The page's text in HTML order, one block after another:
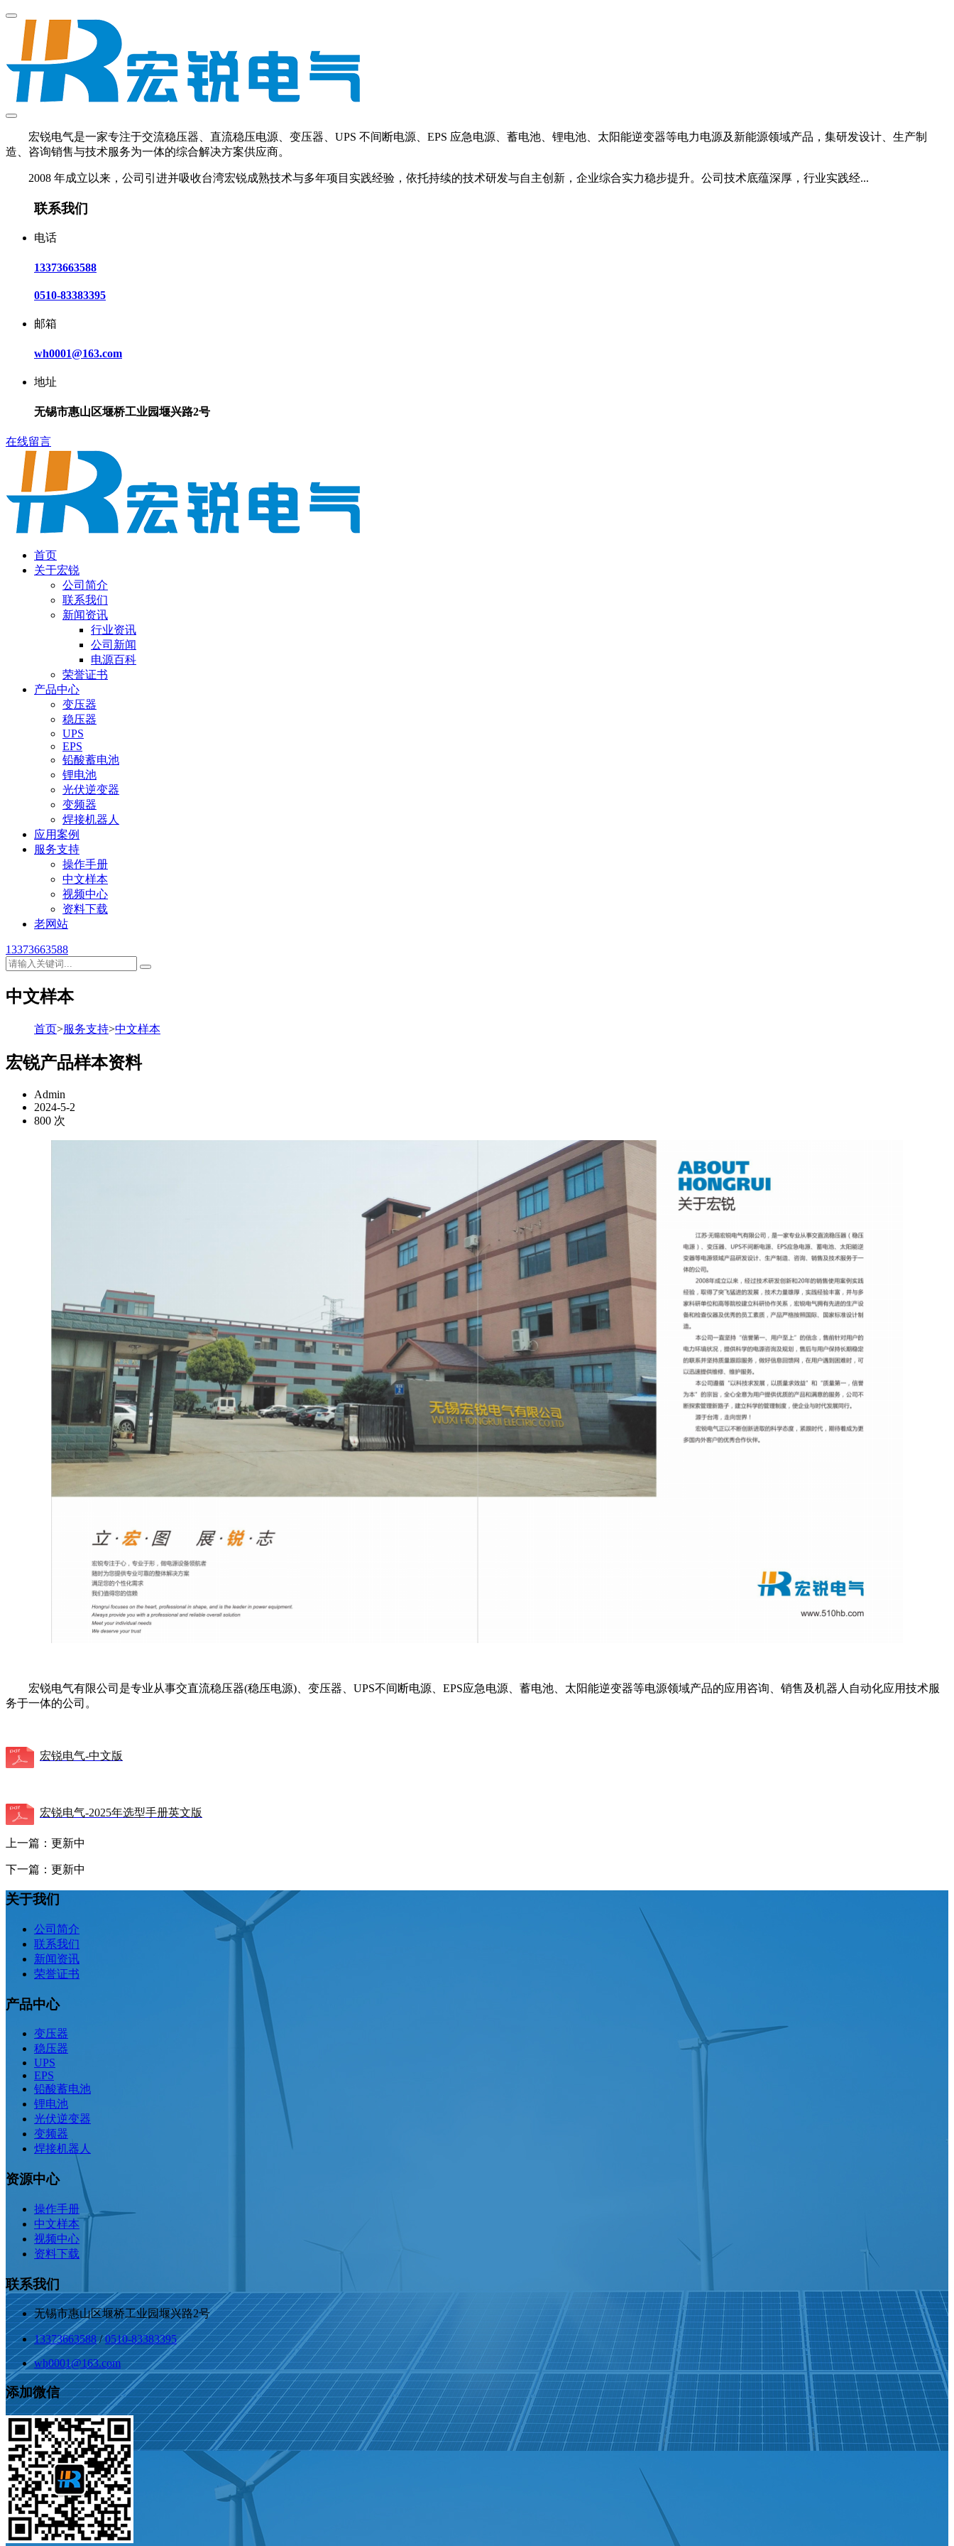
宏锐电气是一家专注于交流稳压器、直流稳压电源、变压器、UPS 不间断电源、EPS 应急电源、蓄电池、锂电池、太阳能逆变器等电力电源及新能源领域产品，集研发设计、生产制
造、咨询销售与技术服务为一体的综合解决方案供应商。
2008 年成立以来，公司引进并吸收台湾宏锐成熟技术与多年项目实践经验，依托持续的技术研发与自主创新，企业综合实力稳步提升。公司技术底蕴深厚，行业实践经...
联系我们
电话
13373663588
0510-83383395
邮箱
wh0001@163.com
地址
无锡市惠山区堰桥工业园堰兴路2号
在线留言
首页
关于宏锐
公司简介
联系我们
新闻资讯
行业资讯
公司新闻
电源百科
荣誉证书
产品中心
变压器
稳压器
UPS
EPS
铅酸蓄电池
锂电池
光伏逆变器
变频器
焊接机器人
应用案例
服务支持
操作手册
中文样本
视频中心
资料下载
老网站
13373663588
中文样本
首页>服务支持>中文样本
宏锐产品样本资料
Admin
2024-5-2
800 次
宏锐电气有限公司是专业从事交直流稳压器(稳压电源)、变压器、UPS不间断电源、EPS应急电源、蓄电池、太阳能逆变器等电源领域产品的应用咨询、销售及机器人自动化应用技术服
务于一体的公司。
宏锐电气-中文版
宏锐电气-2025年选型手册英文版
上一篇：更新中
下一篇：更新中
关于我们
公司简介
联系我们
新闻资讯
荣誉证书
产品中心
变压器
稳压器
UPS
EPS
铅酸蓄电池
锂电池
光伏逆变器
变频器
焊接机器人
资源中心
操作手册
中文样本
视频中心
资料下载
联系我们
无锡市惠山区堰桥工业园堰兴路2号
13373663588/0510-83383395
wh0001@163.com
添加微信